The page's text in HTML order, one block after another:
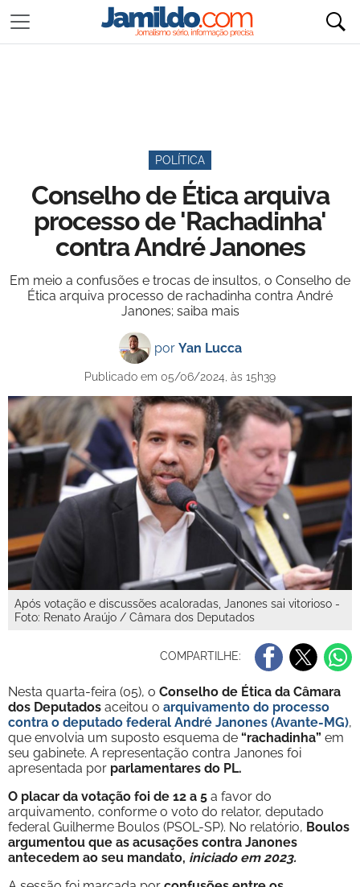
POLÍTICA
Conselho de Ética arquiva
processo de 'Rachadinha'
contra André Janones
Em meio a confusões e trocas de insultos, o Conselho de
Ética arquiva processo de rachadinha contra André
Janones; saiba mais
por Yan Lucca
Publicado em 05/06/2024, às 15h39
Após votação e discussões acaloradas, Janones sai vitorioso -
Foto: Renato Araújo / Câmara dos Deputados
COMPARTILHE:
Nesta quarta-feira (05), o Conselho de Ética da Câmara
dos Deputados aceitou o arquivamento do processo
contra o deputado federal André Janones (Avante-MG),
que envolvia um suposto esquema de “rachadinha” em
seu gabinete. A representação contra Janones foi
apresentada por parlamentares do PL.
O placar da votação foi de 12 a 5 a favor do
arquivamento, conforme o voto do relator, deputado
federal Guilherme Boulos (PSOL-SP). No relatório, Boulos
argumentou que as acusações contra Janones
antecedem ao seu mandato, iniciado em 2023.